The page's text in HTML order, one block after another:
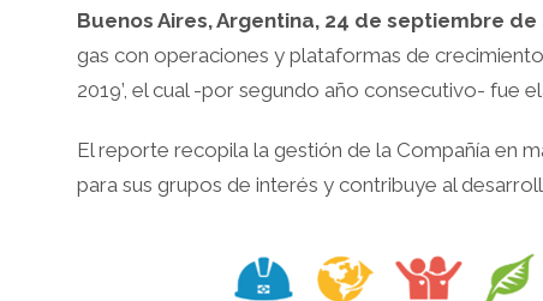
Buenos Aires, Argentina, 24 de septiembre de
gas con operaciones y plataformas de
2019’, el cual -por segundo año consecutivo- fue
El reporte recopila la gestión de la Compañía en
para sus grupos de interés y contribuye al